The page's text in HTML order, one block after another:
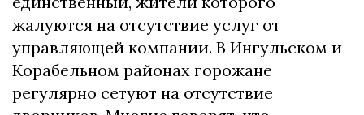
жалуются на отсутствие услуг от
управляющей компании. В Ингульском и
Корабельном районах горожане
регулярно сетуют на отсутствие